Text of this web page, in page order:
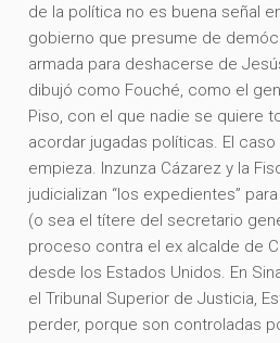
de la política no es buena señal
gobierno que presume de
armada para deshacerse de
dibujó como Fouché, como el
Piso, con el que nadie se quiere
acordar jugadas políticas. El
empieza. Inzunza Cázarez y la
judicializan “los expedientes”
(o sea el títere del secretario
proceso contra el ex alcalde de
desde los Estados Unidos. En
el Tribunal Superior de Justicia,
perder, porque son controladas